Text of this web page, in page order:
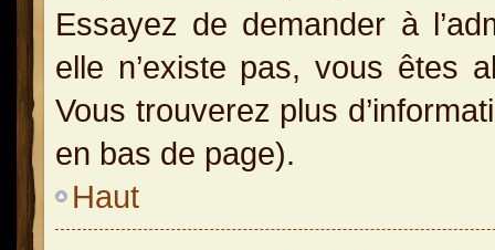
Essayez de demander à
elle n’existe pas, vous êtes
Vous trouverez plus
en bas de page).
Haut